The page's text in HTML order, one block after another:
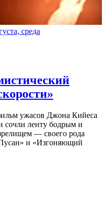
среда
ужасов Джона Кийеса
сочли ленту бодрым и
— своего рода
и «Изгоняющий